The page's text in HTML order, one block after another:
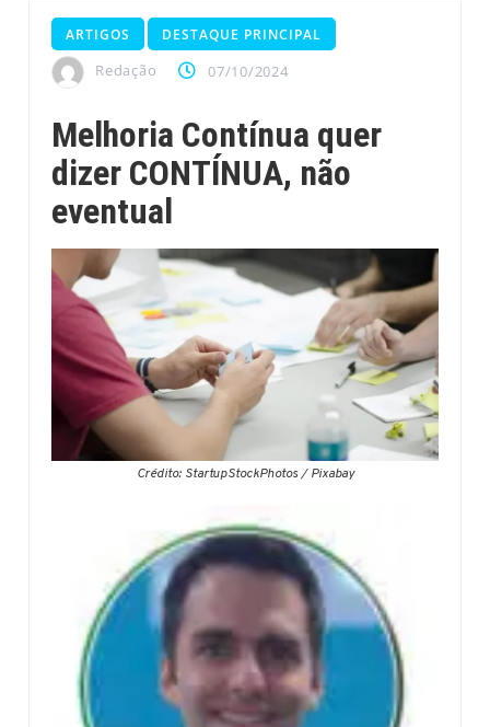
ARTIGOS DESTAQUE PRINCIPAL
Redação 07/10/2024
Melhoria Contínua quer
dizer CONTÍNUA, não
eventual
Crédito: StartupStockPhotos / Pixabay